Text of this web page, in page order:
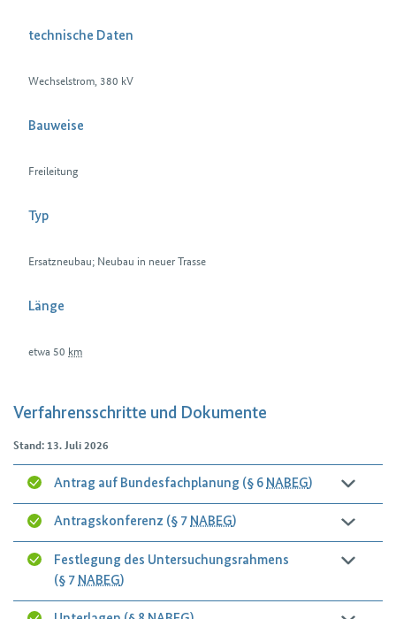
technische Daten
Wechselstrom, 380 kV
Bauweise
Freileitung
Typ
Ersatzneubau; Neubau in neuer Trasse
Länge
etwa 50 km
Verfahrensschritte und Dokumente
Stand: 13. Juli 2026
Antrag auf Bundesfachplanung (§ 6 NABEG)
Antragskonferenz (§ 7NABEG)
Festlegung des Untersuchungsrahmens
(§ 7 NABEG)